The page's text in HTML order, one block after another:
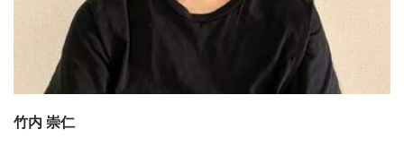
竹内 崇仁